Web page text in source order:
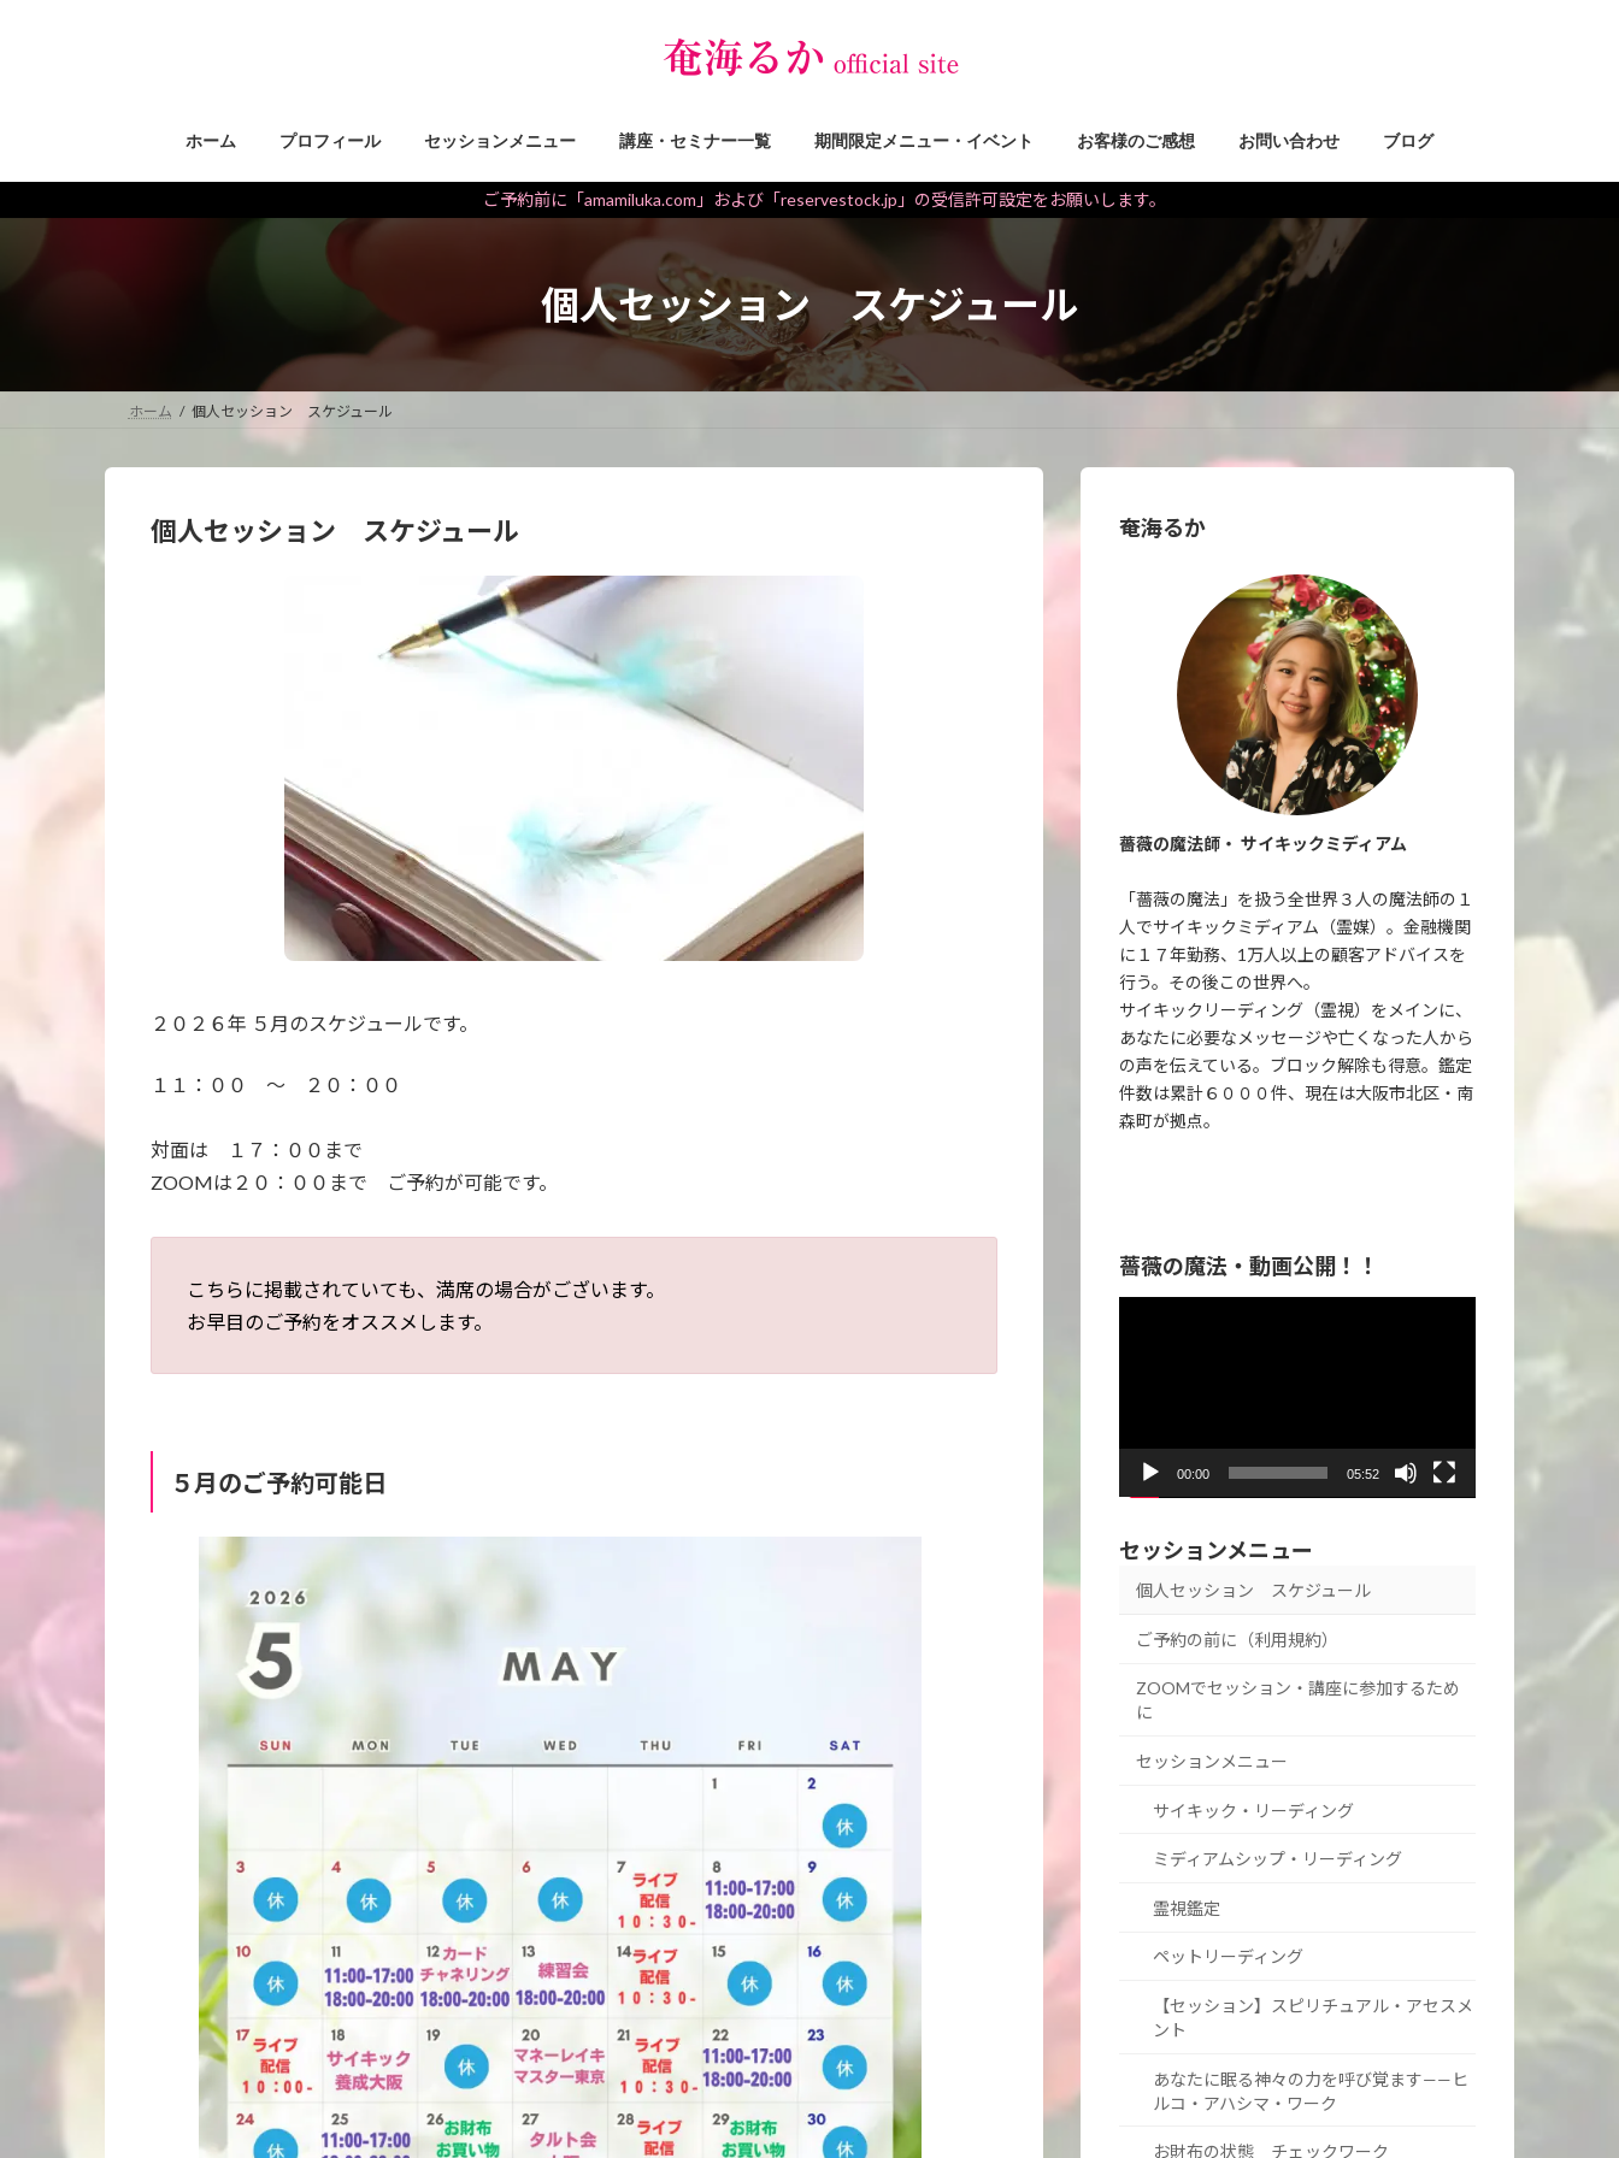
ス
キ
ン
に
ホーム プロフィール セッションメニュー 講座・セミナー一覧 期間限定メニュー・イベント お客様のご感想 お問い合わせ ブログ
ご予約前に「amamiluka.com」および「reservestock.jp」の受信許可設定をお願いします。
個人セッション スケジュール
ホーム 個人セッション スケジュール
個人セッション スケジュール
２０２６年 ５月のスケジュールです。
１１：００ ～ ２０：００
対面は １７：００まで
ZOOMは２０：００まで ご予約が可能です。
こちらに掲載されていても、満席の場合がございます。
お早目のご予約をオススメします。
５月のご予約可能日
奄海るか
薔薇の魔法師・ サイキックミディアム
「薔薇の魔法」を扱う全世界３人の魔法師の１
人でサイキックミディアム（霊媒）。金融機関
に１７年勤務、1万人以上の顧客アドバイスを
行う。その後この世界へ。
サイキックリーディング（霊視）をメインに、
あなたに必要なメッセージや亡くなった人から
の声を伝えている。ブロック解除も得意。鑑定
件数は累計６０００件、現在は大阪市北区・南
森町が拠点。
薔薇の魔法・動画公開！！
ヤ
00:00 05:52
セッションメニュー
個人セッション スケジュール
ご予約の前に（利用規約）
ZOOMでセッション・講座に参加するため
に
セッションメニュー
サイキック・リーディング
ミディアムシップ・リーディング
霊視鑑定
ペットリーディング
【セッション】スピリチュアル・アセスメ
ント
あなたに眠る神々の力を呼び覚ます——ヒ
ルコ・アハシマ・ワーク
お財布の状態 チェックワーク